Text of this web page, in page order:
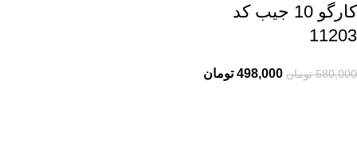
کارگو 10 جیب کد
11203
580,000 تومان 498,000 تومان